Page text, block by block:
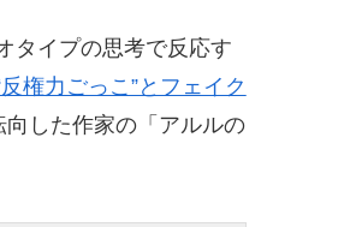
タイプの思考で反応す
権力ごっこ”とフェイク
した作家の「アルルの